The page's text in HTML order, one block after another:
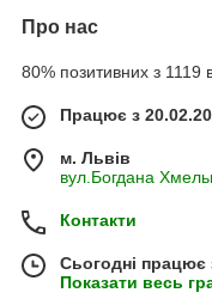
Про нас
80% позитивних з 1119
Працює з
м. Львів
вул.Богдана
Контакти
Сьогодні працює
Показати весь